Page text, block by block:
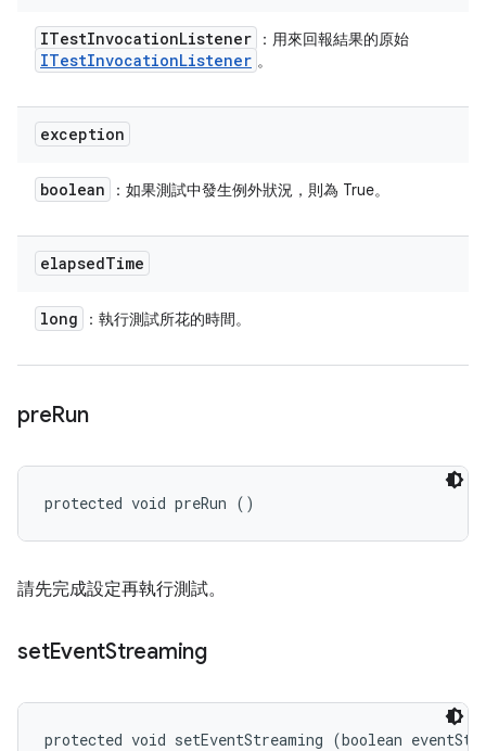
ITestInvocationListener ：用來回報結果的原始
ITestInvocationListener 。
exception
boolean ：如果測試中發生例外狀況，則為 True。
elapsedTime
long ：執行測試所花的時間。
preRun
protected void preRun ()
請先完成設定再執行測試。
setEventStreaming
protected void setEventStreaming (boolean